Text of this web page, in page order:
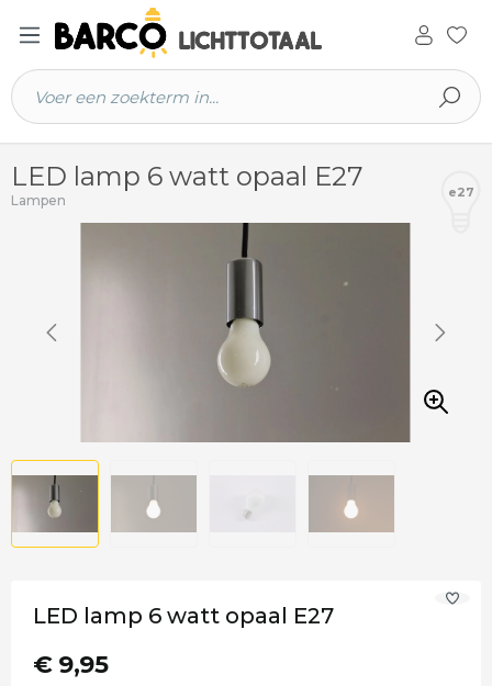
hoofdinhoud
LED lamp 6 watt opaal E27
Lampen e27
LED lamp 6 watt opaal E27
€ 9,95